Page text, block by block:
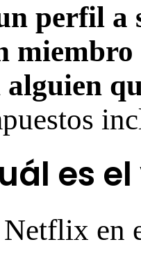
perfil a
alguien
es
en